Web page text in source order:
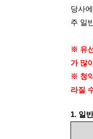
당사
주 일
※ 유
가 많
※ 청
라질
1. 일